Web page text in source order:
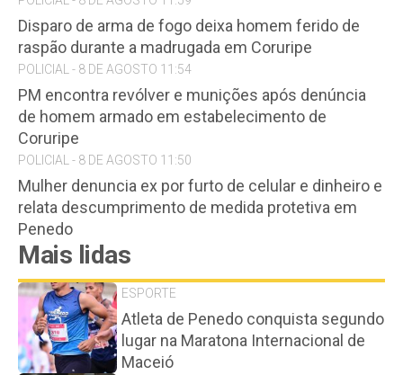
Disparo de arma de fogo deixa homem ferido de
raspão durante a madrugada em Coruripe
POLICIAL - 8 DE AGOSTO 11:54
PM encontra revólver e munições após denúncia
de homem armado em estabelecimento de
Coruripe
POLICIAL - 8 DE AGOSTO 11:50
Mulher denuncia ex por furto de celular e dinheiro e
relata descumprimento de medida protetiva em
Penedo
Mais lidas
ESPORTE
Atleta de Penedo conquista segundo
lugar na Maratona Internacional de
Maceió